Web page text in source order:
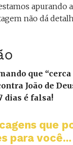
apurando
não dá
que “cerca
João de
dias é falsa!
que
para você...